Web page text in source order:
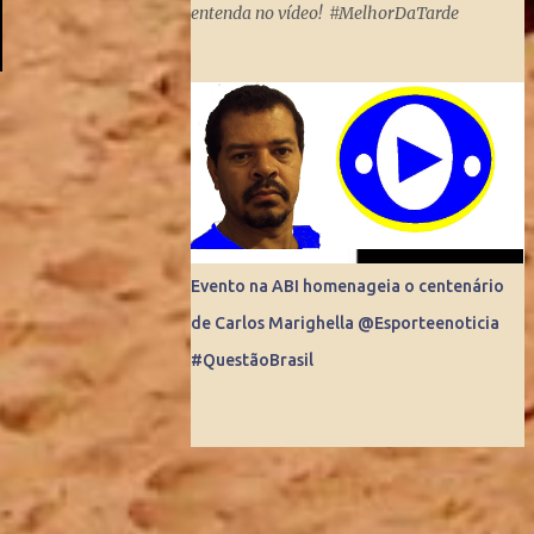
anônimos em celebridades e até criar
fenômenos como Juliette, mas ai já é um
ponto fora da curva.
entenda no vídeo! #MelhorDaTarde
Evento na ABI homenageia o centenário
de Carlos Marighella @Esporteenoticia
#QuestãoBrasil